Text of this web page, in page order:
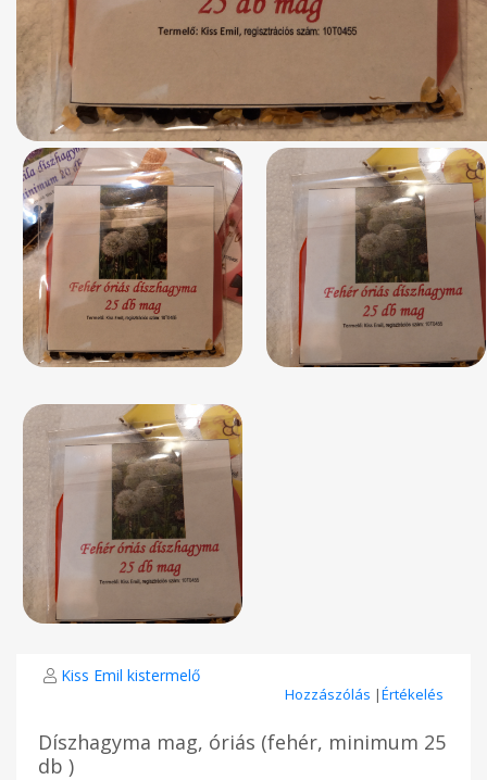
Kiss Emil kistermelő
Hozzászólás |Értékelés
Díszhagyma mag, óriás (fehér, minimum 25
db )